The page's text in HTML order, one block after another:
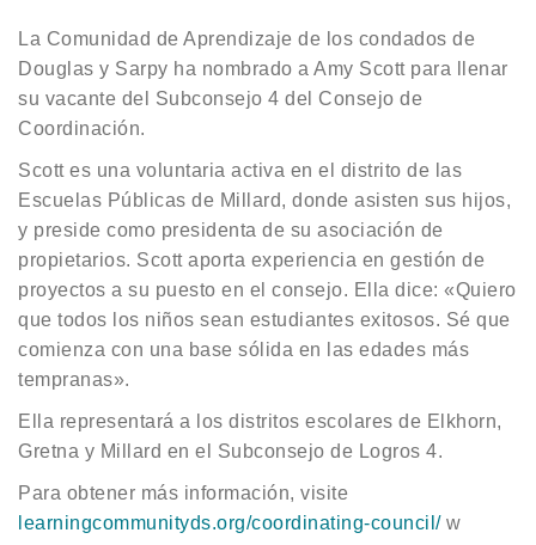
La Comunidad de Aprendizaje de los condados de
Douglas y Sarpy ha nombrado a Amy Scott para llenar
su vacante del Subconsejo 4 del Consejo de
Coordinación.
Scott es una voluntaria activa en el distrito de las
Escuelas Públicas de Millard, donde asisten sus hijos,
y preside como presidenta de su asociación de
propietarios. Scott aporta experiencia en gestión de
proyectos a su puesto en el consejo. Ella dice: «Quiero
que todos los niños sean estudiantes exitosos. Sé que
comienza con una base sólida en las edades más
tempranas».
Ella representará a los distritos escolares de Elkhorn,
Gretna y Millard en el Subconsejo de Logros 4.
Para obtener más información, visite
learningcommunityds.org/coordinating-council/w